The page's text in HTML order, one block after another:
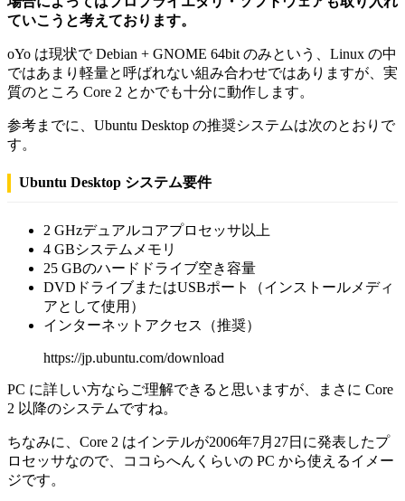
ていこうと考えております。
oYo は現状で Debian + GNOME 64bit のみという、Linux の中
ではあまり軽量と呼ばれない組み合わせではありますが、実
質のところ Core 2 とかでも十分に動作します。
参考までに、Ubuntu Desktop の推奨システムは次のとおりで
す。
Ubuntu Desktop システム要件
2 GHzデュアルコアプロセッサ以上
4 GBシステムメモリ
25 GBのハードドライブ空き容量
DVDドライブまたはUSBポート（インストールメディ
アとして使用）
インターネットアクセス（推奨）
https://jp.ubuntu.com/download
PC に詳しい方ならご理解できると思いますが、まさに Core
2 以降のシステムですね。
ちなみに、Core 2 はインテルが2006年7月27日に発表したプ
ロセッサなので、ココらへんくらいの PC から使えるイメー
ジです。